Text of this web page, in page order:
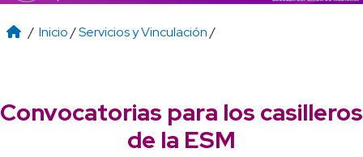
/ Inicio/Servicios y Vinculación/
Convocatorias para los casilleros
de la ESM